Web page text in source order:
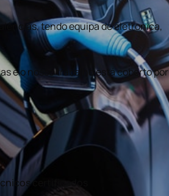
tendo equipa de eletronica,
e o nosso trabalho está coberto por
certificados